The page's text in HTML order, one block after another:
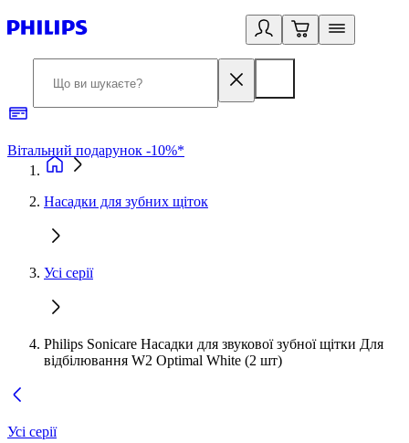
Вітальний подарунок -10%*
Насадки для зубних щіток
Усі серії
Philips Sonicare Насадки для звукової зубної щітки Для
відбілювання W2 Optimal White (2 шт)
Усі серії